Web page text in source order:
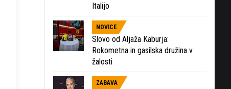
Italijo
NOVICE
Slovo od Aljaža Kaburja:
Rokometna in gasilska družina v
žalosti
ZABAVA